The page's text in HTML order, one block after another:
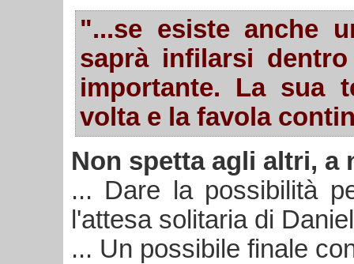
"...se esiste anche
saprà infilarsi
importante. La sua
volta e la favola
Non spetta agli altri, a
... Dare la possibilità
l'attesa solitaria di
... Un possibile finale